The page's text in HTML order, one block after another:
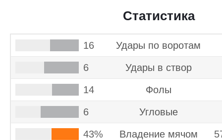
Статистика
16 Удары по воротам
6 Удары в створ
14 Фолы
6 Угловые
43% Владение мячом